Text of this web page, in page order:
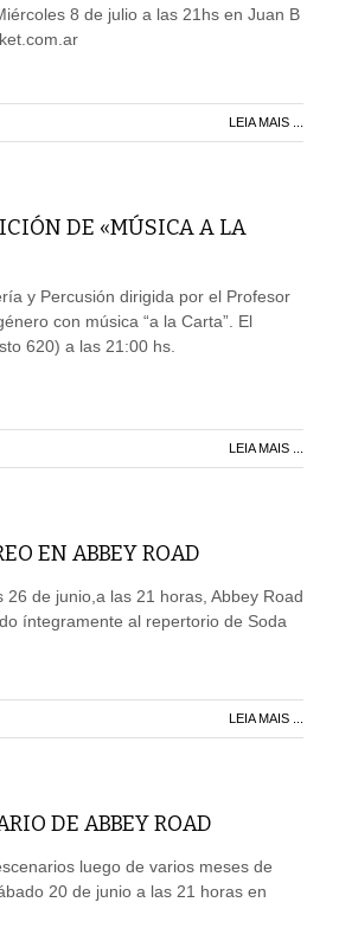
8 de julio a las 21hs en Juan B
LEIA MAIS ...
DE «MÚSICA A LA
y Percusión dirigida por el Profesor
con música “a la Carta”. El
620) a las 21:00 hs.
LEIA MAIS ...
EN ABBEY ROAD
de junio,a las 21 horas, Abbey Road
íntegramente al repertorio de Soda
LEIA MAIS ...
DE ABBEY ROAD
luego de varios meses de
20 de junio a las 21 horas en